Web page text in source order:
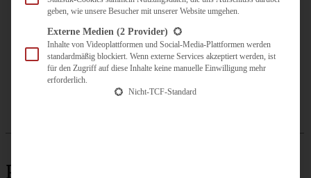
ÜBER MICH
ZUSAMMENARBEIT
Parfait
geben, wie unsere Besucher mit unserer Website umgehen.
Externe Medien (2 Provider)
Inhalte von Videoplattformen und Social-Media-Plattformen werden
standardmäßig blockiert. Wenn externe Services akzeptiert werden, ist
für den Zugriff auf diese Inhalte keine manuelle Einwilligung mehr
erforderlich.
Nicht-TCF-Standard